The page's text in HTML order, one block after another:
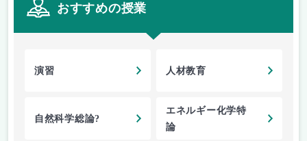
おすすめの授業
演習 人材教育
自然科学総論?
エネルギー化学特
論